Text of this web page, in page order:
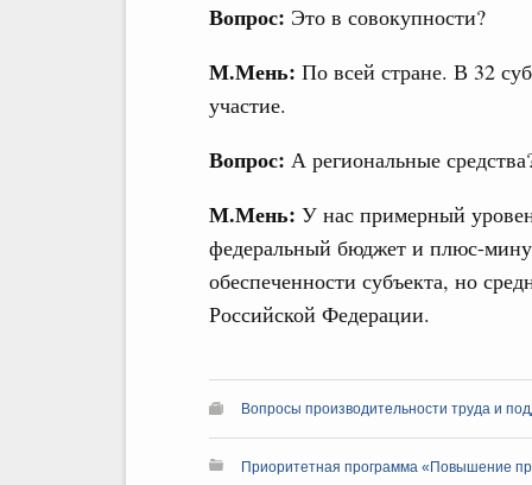
Вопрос: Это в совокупности?
М.Мень: По всей стране. В 32
участие.
Вопрос: А региональные
М.Мень: У нас примерный
федеральный бюджет и плюс-
обеспеченности субъекта, но
Российской Федерации.
Вопросы производительности труда и
Приоритетная программа «Повышение